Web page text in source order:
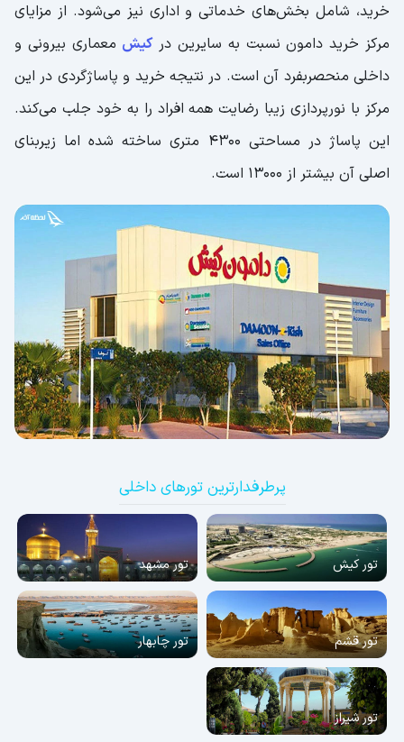
خرید، شامل بخش‌های خدماتی و اداری نیز می‌شود. از مزایای
مرکز خرید دامون نسبت به سایرین درکیش معماری بیرونی و
داخلی منحصربفرد آن است. در نتیجه خرید و پاساژگردی در این
مرکز با نورپردازی زیبا رضایت همه افراد را به خود جلب می‌کند.
این پاساژ در مساحتی 4300 متری ساخته شده اما زیربنای
اصلی آن بیشتر از 13000 است.
پرطرفدارترین تورهای داخلی
تور کیش تور مشهد
تور قشم تور چابهار
تور شیراز